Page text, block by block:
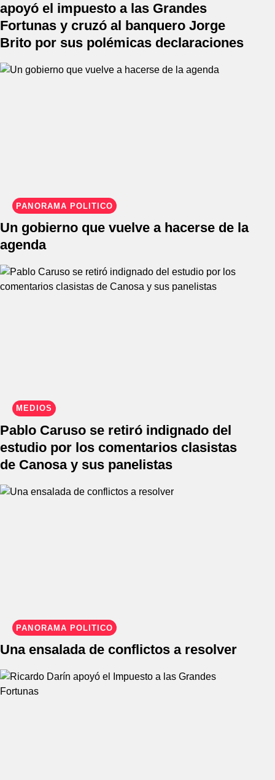
apoyó el impuesto a las Grandes
Fortunas y cruzó al banquero Jorge
Brito por sus polémicas declaraciones
PANORAMA POLÍTICO
Un gobierno que vuelve a hacerse de la
agenda
MEDIOS
Pablo Caruso se retiró indignado del
estudio por los comentarios clasistas
de Canosa y sus panelistas
PANORAMA POLÍTICO
Una ensalada de conflictos a resolver